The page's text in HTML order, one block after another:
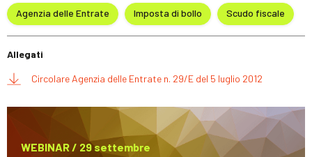
Agenzia delle Entrate Imposta di bollo Scudo fiscale
Allegati
Circolare Agenzia delle Entrate n. 29/E del 5 luglio 2012
WEBINAR / 29 settembre